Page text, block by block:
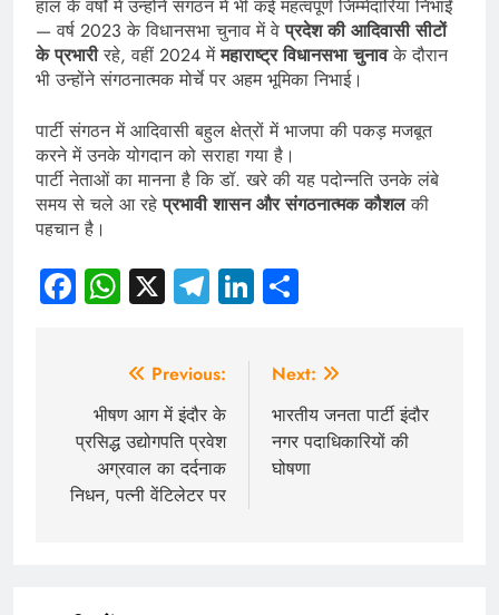
हाल के वर्षों में उन्होंने संगठन में भी कई महत्वपूर्ण जिम्मेदारियां निभाईं
— वर्ष 2023 के विधानसभा चुनाव में वेप्रदेश की आदिवासी सीटों
के प्रभारीरहे, वहीं 2024 मेंमहाराष्ट्र विधानसभा चुनावके दौरान
भी उन्होंने संगठनात्मक मोर्चे पर अहम भूमिका निभाई।
पार्टी संगठन में आदिवासी बहुल क्षेत्रों में भाजपा की पकड़ मजबूत
करने में उनके योगदान को सराहा गया है।
पार्टी नेताओं का मानना है कि डॉ. खरे की यह पदोन्नति उनके लंबे
समय से चले आ रहेप्रभावी शासन और संगठनात्मक कौशलकी
पहचान है।
Facebook
WhatsApp
X Telegram
LinkedIn
navigation
Previous:
भीषण आग में इंदौर के
प्रसिद्ध उद्योगपति प्रवेश
अग्रवाल का दर्दनाक
निधन, पत्नी वेंटिलेटर पर
Next:
भारतीय जनता पार्टी इंदौर
नगर पदाधिकारियों की
घोषणा